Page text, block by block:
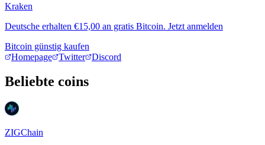
Kraken
Deutsche erhalten €15,00 an gratis Bitcoin. Jetzt anmelden
Bitcoin günstig kaufen
Homepage
Twitter Discord
Beliebte coins
ZIGChain